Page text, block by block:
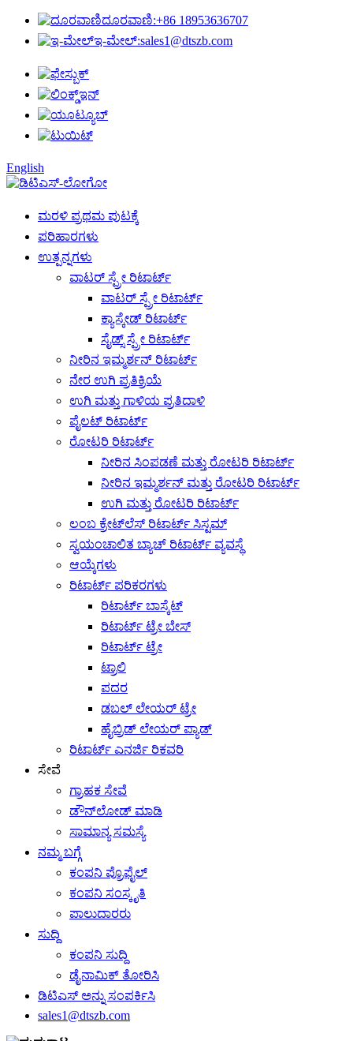
ದೂರವಾಣಿ:+86 18953636707
ಇ-ಮೇಲ್:sales1@dtszb.com
English
ಮರಳಿ ಪ್ರಥಮ ಪುಟಕ್ಕೆ
ಪರಿಹಾರಗಳು
ಉತ್ಪನ್ನಗಳು
ವಾಟರ್ ಸ್ಪ್ರೇ ರಿಟಾರ್ಟ್
ವಾಟರ್ ಸ್ಪ್ರೇ ರಿಟಾರ್ಟ್
ಕ್ಯಾಸ್ಕೇಡ್ ರಿಟಾರ್ಟ್
ಸೈಡ್ಸ್ ಸ್ಪ್ರೇ ರಿಟಾರ್ಟ್
ನೀರಿನ ಇಮ್ಮರ್ಶನ್ ರಿಟಾರ್ಟ್
ನೇರ ಉಗಿ ಪ್ರತಿಕ್ರಿಯೆ
ಉಗಿ ಮತ್ತು ಗಾಳಿಯ ಪ್ರತಿದಾಳಿ
ಪೈಲಟ್ ರಿಟಾರ್ಟ್
ರೋಟರಿ ರಿಟಾರ್ಟ್
ನೀರಿನ ಸಿಂಪಡಣೆ ಮತ್ತು ರೋಟರಿ ರಿಟಾರ್ಟ್
ನೀರಿನ ಇಮ್ಮರ್ಶನ್ ಮತ್ತು ರೋಟರಿ ರಿಟಾರ್ಟ್
ಉಗಿ ಮತ್ತು ರೋಟರಿ ರಿಟಾರ್ಟ್
ಲಂಬ ಕ್ರೇಟ್‌ಲೆಸ್ ರಿಟಾರ್ಟ್ ಸಿಸ್ಟಮ್
ಸ್ವಯಂಚಾಲಿತ ಬ್ಯಾಚ್ ರಿಟಾರ್ಟ್ ವ್ಯವಸ್ಥೆ
ಆಯ್ಕೆಗಳು
ರಿಟಾರ್ಟ್ ಪರಿಕರಗಳು
ರಿಟಾರ್ಟ್ ಬಾಸ್ಕೆಟ್
ರಿಟಾರ್ಟ್ ಟ್ರೇ ಬೇಸ್
ರಿಟಾರ್ಟ್ ಟ್ರೇ
ಟ್ರಾಲಿ
ಪದರ
ಡಬಲ್ ಲೇಯರ್ ಟ್ರೇ
ಹೈಬ್ರಿಡ್ ಲೇಯರ್ ಪ್ಯಾಡ್
ರಿಟಾರ್ಟ್ ಎನರ್ಜಿ ರಿಕವರಿ
ಸೇವೆ
ಗ್ರಾಹಕ ಸೇವೆ
ಡೌನ್‌ಲೋಡ್ ಮಾಡಿ
ಸಾಮಾನ್ಯ ಸಮಸ್ಯೆ
ನಮ್ಮ ಬಗ್ಗೆ
ಕಂಪನಿ ಪ್ರೊಫೈಲ್
ಕಂಪನಿ ಸಂಸ್ಕೃತಿ
ಪಾಲುದಾರರು
ಸುದ್ದಿ
ಕಂಪನಿ ಸುದ್ದಿ
ಡೈನಾಮಿಕ್ ತೋರಿಸಿ
ಡಿಟಿಎಸ್ ಅನ್ನು ಸಂಪರ್ಕಿಸಿ
sales1@dtszb.com